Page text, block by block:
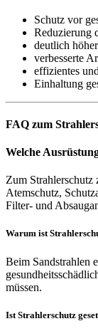
Schutz vor
Reduzierung
deutlich
verbesserte
effizientes
Einhaltung
FAQ zum
Welche
Zum Strahlerschutz
Atemschutz,
Filter- und
Warum ist
Beim Sandstrahlen
müssen.
Ist Strahlerschutz